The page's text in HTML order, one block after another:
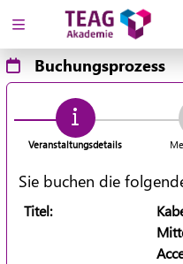
Zuklappen
Loading
Loading
Buchungsprozess
Veranstaltungsdetails
Sie buchen die
Titel: